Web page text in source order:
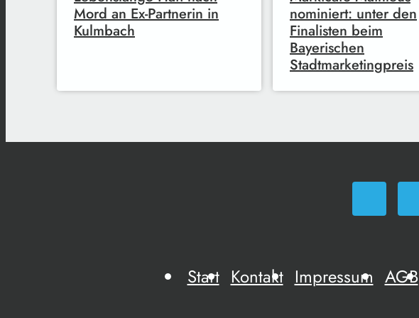
Mord an Ex-Partnerin in
Kulmbach
nominiert: unter den
Finalisten beim
Bayerischen
Stadtmarketingpreis
Start Kontakt Impressum AGB